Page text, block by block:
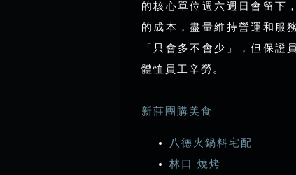
的核心單位週六週日會留下
的成本，盡量維持營運和服
「只會多不會少」，但保證
體恤員工辛勞。
新莊團購美食
八德火鍋料宅配
林口 燒烤